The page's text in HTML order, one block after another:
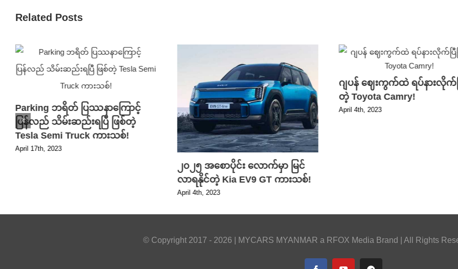
Related Posts
Parking ဘရိတ် ပြဿနာကြောင့်
ပြန်လည် သိမ်းဆည်းရပြီ ဖြစ်တဲ့
Tesla Semi Truck ကားသစ်!
April 17th, 2023
၂၀၂၅ အစောပိုင်း လောက်မှာ မြင်
လာရနိုင်တဲ့ Kia EV9 GT ကားသစ်!
April 4th, 2023
ဂျပန် ဈေးကွက်ထဲ ရပ်နားလိုက်ပ
တဲ့ Toyota Camry!
April 4th, 2023
© Copyright 2017 - 2026 | MYCARS MYANMAR a RFOX Media Brand | All Rights